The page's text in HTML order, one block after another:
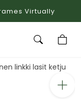
Virtually
linkki lasit ketju